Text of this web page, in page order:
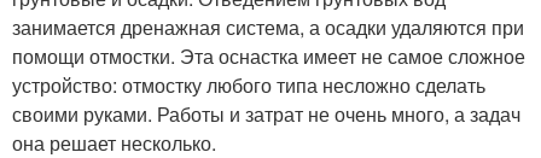
занимается дренажная система, а осадки удаляются при
помощи отмостки. Эта оснастка имеет не самое сложное
устройство: отмостку любого типа несложно сделать
своими руками. Работы и затрат не очень много, а задач
она решает несколько.